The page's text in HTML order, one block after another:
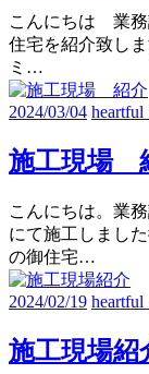
こんにちは 業務
住宅を紹介致し
ミ…
2024/03/04
施工現場
こんにちは。業
にて施工しまし
の御住宅…
2024/02/19
施工現場紹